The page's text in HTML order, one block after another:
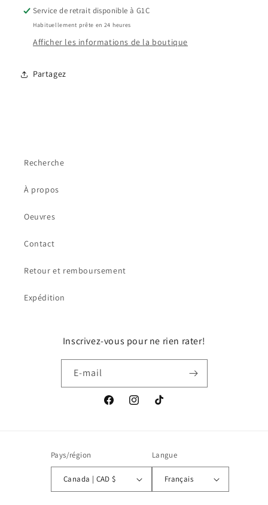
Service de retrait disponible à G1C
Habituellement prête en 24 heures
Afficher les informations de la boutique
Partagez
Recherche
À propos
Oeuvres
Contact
Retour et remboursement
Expédition
Inscrivez-vous pour ne rien rater!
E-mail
FacebookInstagramTikTok
Pays/région
Canada | CAD $
Langue
Français